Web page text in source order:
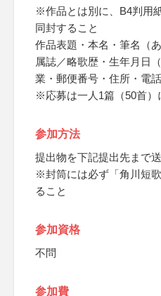
※作品とは別に、B4判用
同封すること
作品表題・本名・筆名（
属誌／略歌歴・生年月日
業・郵便番号・住所・電
※応募は一人1篇（50首）
参加方法
提出物を下記提出先まで
※封筒には必ず「角川短
ること
参加資格
不問
参加費